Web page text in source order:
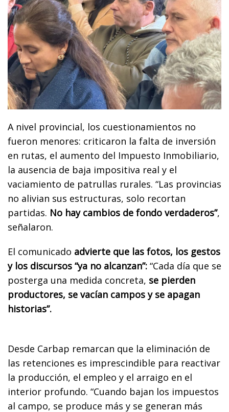
A nivel provincial, los cuestionamientos no
fueron menores: criticaron la falta de inversión
en rutas, el aumento del Impuesto Inmobiliario,
la ausencia de baja impositiva real y el
vaciamiento de patrullas rurales. “Las provincias
no alivian sus estructuras, solo recortan
partidas. No hay cambios de fondo verdaderos”,
señalaron.
El comunicado advierte que las fotos, los gestos
y los discursos “ya no alcanzan”: “Cada día que se
posterga una medida concreta, se pierden
productores, se vacían campos y se apagan
historias”.
Desde Carbap remarcan que la eliminación de
las retenciones es imprescindible para reactivar
la producción, el empleo y el arraigo en el
interior profundo. “Cuando bajan los impuestos
al campo, se produce más y se generan más